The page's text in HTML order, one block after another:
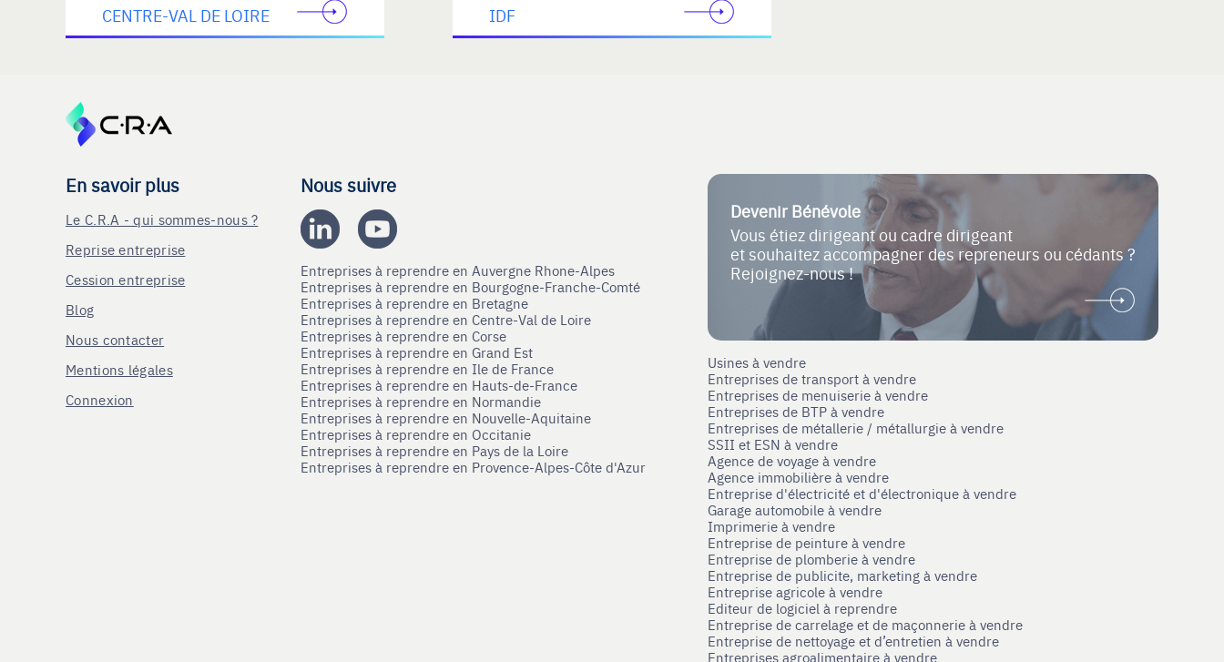
CENTRE-VAL DE LOIRE IDF
En savoir plus
Le C.R.A - qui sommes-nous ?
Reprise entreprise
Cession entreprise
Blog
Nous contacter
Mentions légales
Connexion
Nous suivre
Entreprises à reprendre en Auvergne Rhone-Alpes
Entreprises à reprendre en Bourgogne-Franche-Comté
Entreprises à reprendre en Bretagne
Entreprises à reprendre en Centre-Val de Loire
Entreprises à reprendre en Corse
Entreprises à reprendre en Grand Est
Entreprises à reprendre en Ile de France
Entreprises à reprendre en Hauts-de-France
Entreprises à reprendre en Normandie
Entreprises à reprendre en Nouvelle-Aquitaine
Entreprises à reprendre en Occitanie
Entreprises à reprendre en Pays de la Loire
Entreprises à reprendre en Provence-Alpes-Côte d'Azur
Devenir Bénévole
Vous étiez dirigeant ou cadre dirigeant
et souhaitez accompagner des repreneurs ou cédants ?
Rejoignez-nous !
Usines à vendre
Entreprises de transport à vendre
Entreprises de menuiserie à vendre
Entreprises de BTP à vendre
Entreprises de métallerie / métallurgie à vendre
SSII et ESN à vendre
Agence de voyage à vendre
Agence immobilière à vendre
Entreprise d'électricité et d'électronique à vendre
Garage automobile à vendre
Imprimerie à vendre
Entreprise de peinture à vendre
Entreprise de plomberie à vendre
Entreprise de publicite, marketing à vendre
Entreprise agricole à vendre
Editeur de logiciel à reprendre
Entreprise de carrelage et de maçonnerie à vendre
Entreprise de nettoyage et d’entretien à vendre
Entreprises agroalimentaire à vendre